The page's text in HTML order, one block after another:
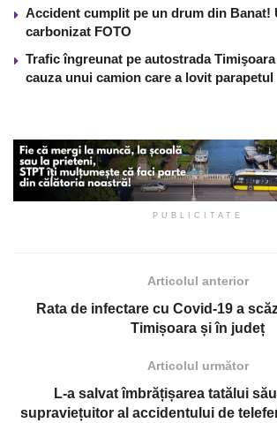
Accident cumplit pe un drum din Banat!
carbonizat FOTO
Trafic îngreunat pe autostrada
cauza unui camion care a lovit parapetul
PUBLICITATE
Articolul anterior
Rata de infectare cu Covid-19 a
Timișoara și în județ
Articolul următor
L-a salvat îmbrățișarea tatălui
supraviețuitor al accidentului de